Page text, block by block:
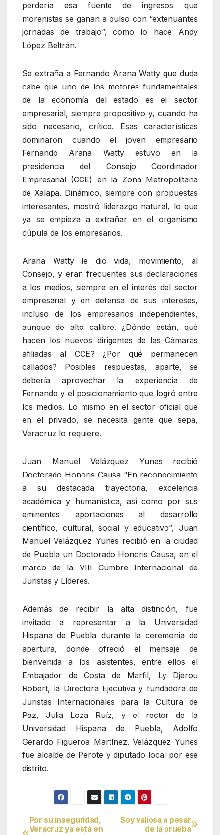
perdería esa fuente de ingresos que
morenistas se ganan a pulso con “extenuantes
jornadas de trabajo”, como lo hace Andy
López Beltrán.
Se extraña a Fernando Arana Watty que duda
cabe que uno de los motores fundamentales
de la economía del estado es el sector
empresarial, siempre propositivo y, cuando ha
sido necesario, crítico. Esas características
dominaron cuando el joven empresario
Fernando Arana Watty estuvo en la
presidencia del Consejo Coordinador
Empresarial (CCE) en la Zona Metropolitana
de Xalapa. Dinámico, siempre con propuestas
interesantes, mostró liderazgo natural, lo que
ya se empieza a extrañar en el organismo
cúpula de los empresarios.
Arana Watty le dio vida, movimiento, al
Consejo, y eran frecuentes sus declaraciones
a los medios, siempre en el interés del sector
empresarial y en defensa de sus intereses,
incluso de los empresarios independientes,
aunque de alto calibre. ¿Dónde están, qué
hacen los nuevos dirigentes de las Cámaras
afiliadas al CCE? ¿Por qué permanecen
callados? Posibles respuestas, aparte, se
debería aprovechar la experiencia de
Fernando y el posicionamiento que logró entre
los medios. Lo mismo en el sector oficial que
en el privado, se necesita gente que sepa,
Veracruz lo requiere.
Juan Manuel Velázquez Yunes recibió
Doctorado Honoris Causa “En reconocimiento
a su destacada trayectoria, excelencia
académica y humanística, así como por sus
eminentes aportaciones al desarrollo
científico, cultural, social y educativo”, Juan
Manuel Velázquez Yunes recibió en la ciudad
de Puebla un Doctorado Honoris Causa, en el
marco de la VIII Cumbre Internacional de
Juristas y Líderes.
Además de recibir la alta distinción, fue
invitado a representar a la Universidad
Hispana de Puebla durante la ceremonia de
apertura, donde ofreció el mensaje de
bienvenida a los asistentes, entre ellos el
Embajador de Costa de Marfil, Ly Djerou
Robert, la Directora Ejecutiva y fundadora de
Juristas Internacionales para la Cultura de
Paz, Julia Loza Ruíz, y el rector de la
Universidad Hispana de Puebla, Adolfo
Gerardo Figueroa Martínez. Velázquez Yunes
fue alcalde de Perote y diputado local por ese
distrito.
Navegación
Soy valiosa a pesar
de la prueba
Por su inseguridad,
Veracruz ya está en